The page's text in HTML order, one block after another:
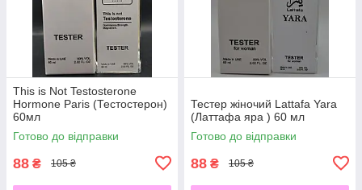
This is Not Testosterone
Hormone Paris (Тестостерон)
60мл
Готово до відправки
88 ₴ 105 ₴
Тестер жіночий Lattafa Yara
(Латтафа яра ) 60 мл
Готово до відправки
88 ₴ 105 ₴